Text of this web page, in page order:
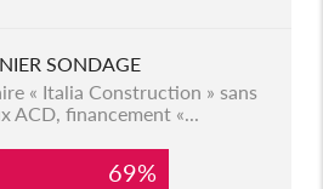
SONDAGE
« Italia Construction » sans
ACD, financement «...
69%